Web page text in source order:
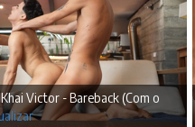
Victor - Bareback (Com o